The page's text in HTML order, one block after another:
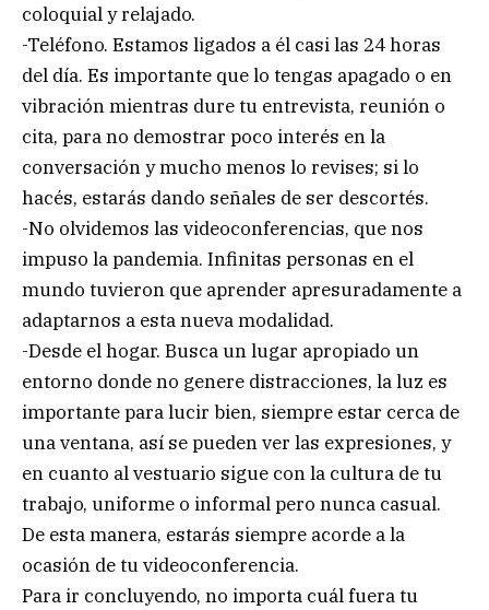
coloquial y relajado.
-Teléfono. Estamos ligados a él casi las 24 horas
del día. Es importante que lo tengas apagado o en
vibración mientras dure tu entrevista, reunión o
cita, para no demostrar poco interés en la
conversación y mucho menos lo revises; si lo
hacés, estarás dando señales de ser descortés.
-No olvidemos las videoconferencias, que nos
impuso la pandemia. Infinitas personas en el
mundo tuvieron que aprender apresuradamente a
adaptarnos a esta nueva modalidad.
-Desde el hogar. Busca un lugar apropiado un
entorno donde no genere distracciones, la luz es
importante para lucir bien, siempre estar cerca de
una ventana, así se pueden ver las expresiones, y
en cuanto al vestuario sigue con la cultura de tu
trabajo, uniforme o informal pero nunca casual.
De esta manera, estarás siempre acorde a la
ocasión de tu videoconferencia.
Para ir concluyendo, no importa cuál fuera tu